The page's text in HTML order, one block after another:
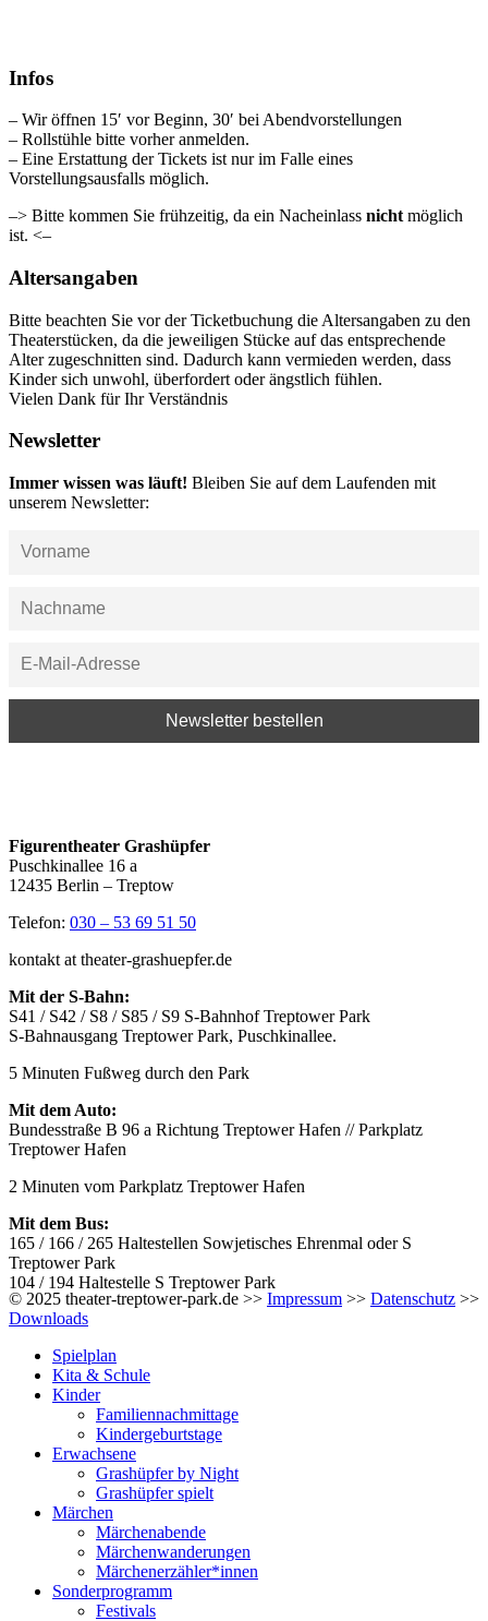
Infos
– Wir öffnen 15′ vor Beginn, 30′ bei Abendvorstellungen
– Rollstühle bitte vorher anmelden.
– Eine Erstattung der Tickets ist nur im Falle eines
Vorstellungsausfalls möglich.
–> Bitte kommen Sie frühzeitig, da ein Nacheinlass nicht möglich
ist. <–
Altersangaben
Bitte beachten Sie vor der Ticketbuchung die Altersangaben zu den
Theaterstücken, da die jeweiligen Stücke auf das entsprechende
Alter zugeschnitten sind. Dadurch kann vermieden werden, dass
Kinder sich unwohl, überfordert oder ängstlich fühlen.
Vielen Dank für Ihr Verständnis
Newsletter
Immer wissen was läuft! Bleiben Sie auf dem Laufenden mit
unserem Newsletter:
Figurentheater Grashüpfer
Puschkinallee 16 a
12435 Berlin – Treptow
Telefon: 030 – 53 69 51 50
kontakt at theater-grashuepfer.de
Mit der S-Bahn:
S41 / S42 / S8 / S85 / S9 S-Bahnhof Treptower Park
S-Bahnausgang Treptower Park, Puschkinallee.
5 Minuten Fußweg durch den Park
Mit dem Auto:
Bundesstraße B 96 a Richtung Treptower Hafen // Parkplatz
Treptower Hafen
2 Minuten vom Parkplatz Treptower Hafen
Mit dem Bus:
165 / 166 / 265 Haltestellen Sowjetisches Ehrenmal oder S
Treptower Park
104 / 194 Haltestelle S Treptower Park
© 2025 theater-treptower-park.de >> Impressum >> Datenschutz >>
Downloads
Spielplan
Kita & Schule
Kinder
Familiennachmittage
Kindergeburtstage
Erwachsene
Grashüpfer by Night
Grashüpfer spielt
Märchen
Märchenabende
Märchenwanderungen
Märchenerzähler*innen
Sonderprogramm
Festivals